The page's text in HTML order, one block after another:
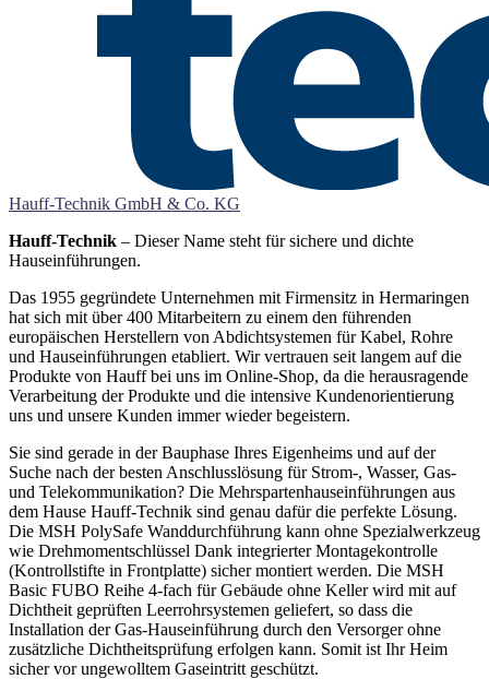
Hauff-Technik GmbH & Co. KG
Hauff-Technik – Dieser Name steht für sichere und dichte
Hauseinführungen.
Das 1955 gegründete Unternehmen mit Firmensitz in Hermaringen
hat sich mit über 400 Mitarbeitern zu einem den führenden
europäischen Herstellern von Abdichtsystemen für Kabel, Rohre
und Hauseinführungen etabliert. Wir vertrauen seit langem auf die
Produkte von Hauff bei uns im Online-Shop, da die herausragende
Verarbeitung der Produkte und die intensive Kundenorientierung
uns und unsere Kunden immer wieder begeistern.
Sie sind gerade in der Bauphase Ihres Eigenheims und auf der
Suche nach der besten Anschlusslösung für Strom-, Wasser, Gas-
und Telekommunikation? Die Mehrspartenhauseinführungen aus
dem Hause Hauff-Technik sind genau dafür die perfekte Lösung.
Die MSH PolySafe Wanddurchführung kann ohne Spezialwerkzeug
wie Drehmomentschlüssel Dank integrierter Montagekontrolle
(Kontrollstifte in Frontplatte) sicher montiert werden. Die MSH
Basic FUBO Reihe 4-fach für Gebäude ohne Keller wird mit auf
Dichtheit geprüften Leerrohrsystemen geliefert, so dass die
Installation der Gas-Hauseinführung durch den Versorger ohne
zusätzliche Dichtheitsprüfung erfolgen kann. Somit ist Ihr Heim
sicher vor ungewolltem Gaseintritt geschützt.